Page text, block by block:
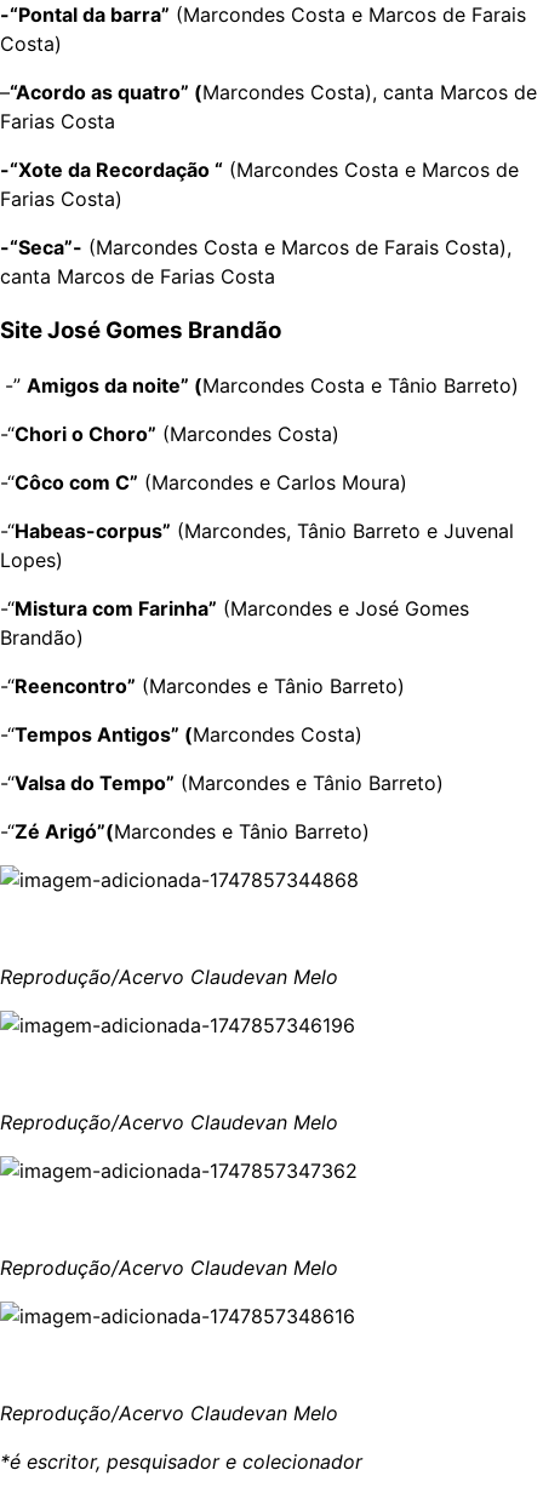
-“Pontal da barra” (Marcondes Costa e Marcos de Farais
Costa)
–“Acordo as quatro” (Marcondes Costa), canta Marcos de
Farias Costa
-“Xote da Recordação “ (Marcondes Costa e Marcos de
Farias Costa)
-“Seca”- (Marcondes Costa e Marcos de Farais Costa),
canta Marcos de Farias Costa
Site José Gomes Brandão
-” Amigos da noite” (Marcondes Costa e Tânio Barreto)
-“Chori o Choro” (Marcondes Costa)
-“Côco com C” (Marcondes e Carlos Moura)
-“Habeas-corpus” (Marcondes, Tânio Barreto e Juvenal
Lopes)
-“Mistura com Farinha” (Marcondes e José Gomes
Brandão)
-“Reencontro” (Marcondes e Tânio Barreto)
-“Tempos Antigos” (Marcondes Costa)
-“Valsa do Tempo” (Marcondes e Tânio Barreto)
-“Zé Arigó”(Marcondes e Tânio Barreto)
Reprodução/Acervo Claudevan Melo
Reprodução/Acervo Claudevan Melo
Reprodução/Acervo Claudevan Melo
Reprodução/Acervo Claudevan Melo
*é escritor, pesquisador e colecionador